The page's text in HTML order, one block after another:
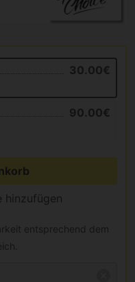
30.00€
90.00€
hinzufügen
entsprechend dem